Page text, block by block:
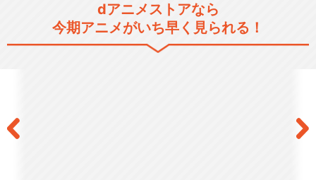
やはり俺の青春ラブコメはま
ちがっている。完
dアニメストアなら
今期アニメがいち早く見られる！